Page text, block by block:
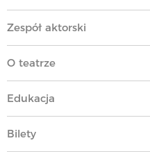
Zespół aktorski
O teatrze
Edukacja
Bilety